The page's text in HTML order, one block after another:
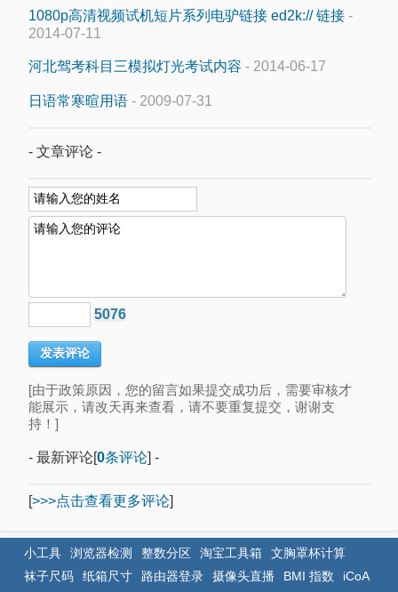
1080p高清视频试机短片系列电驴链接 ed2k:// 链接 -
2014-07-11
河北驾考科目三模拟灯光考试内容 - 2014-06-17
日语常寒暄用语 - 2009-07-31
- 文章评论 -
5076
[由于政策原因，您的留言如果提交成功后，需要审核才
能展示，请改天再来查看，请不要重复提交，谢谢支
持！]
- 最新评论[0条评论] -
[>>>点击查看更多评论]
小工具 浏览器检测 整数分区 淘宝工具箱
文胸罩杯计算
袜子尺码
纸箱尺寸 路由器登录 摄像头直播 BMI 指数 iCoA